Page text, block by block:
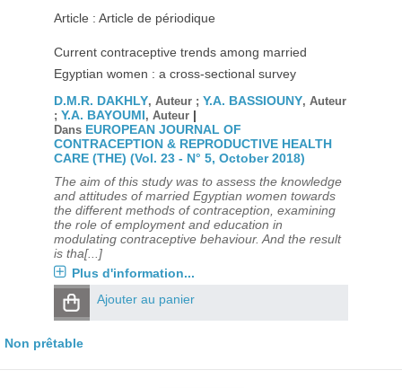
Article : Article de périodique
Current contraceptive trends among married
Egyptian women : a cross-sectional survey
D.M.R. DAKHLY, Auteur ; Y.A. BASSIOUNY, Auteur
; Y.A. BAYOUMI, Auteur |
Dans EUROPEAN JOURNAL OF
CONTRACEPTION & REPRODUCTIVE HEALTH
CARE (THE) (Vol. 23 - N° 5, October 2018)
The aim of this study was to assess the knowledge
and attitudes of married Egyptian women towards
the different methods of contraception, examining
the role of employment and education in
modulating contraceptive behaviour. And the result
is tha[...]
Plus d'information...
Ajouter au panier
Non prêtable